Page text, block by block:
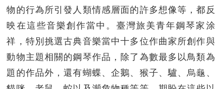
物的行為所引發人類情感層面的許多想像等，都反
映在這些音樂創作當中。臺灣旅美青年鋼琴家涂
祥，特別挑選古典音樂當中十多位作曲家所創作與
動物主題相關的鋼琴作品，除了為數最多以鳥類為
題的作品外，還有蝴蝶、企鵝、猴子、驢、烏龜、